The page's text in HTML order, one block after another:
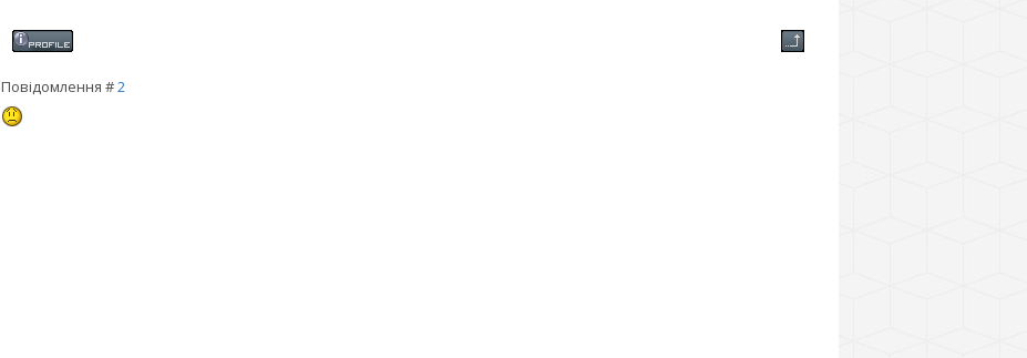
Повідомлення #2